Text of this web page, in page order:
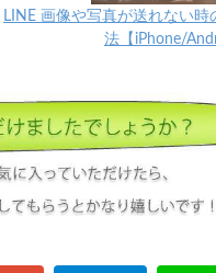
LINE 画像や写真が送れない時
法【iPhone/